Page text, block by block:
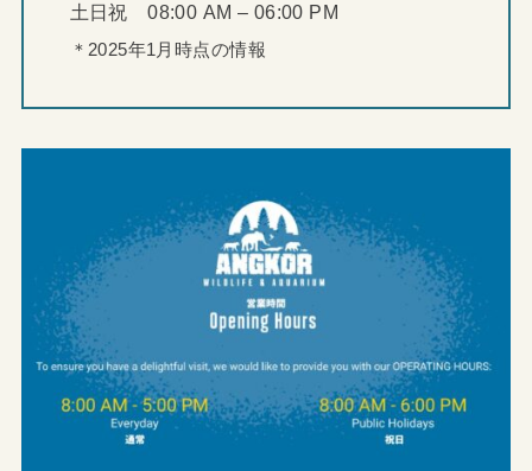
土日祝 08:00 AM – 06:00 PM
＊2025年1月時点の情報